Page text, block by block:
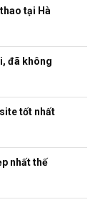
tại Hà
đã không
tốt nhất
nhất thế